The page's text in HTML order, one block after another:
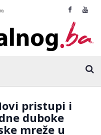
pristupi i
duboke
mreže u